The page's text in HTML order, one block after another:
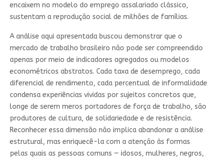
encaixem no modelo do emprego assalariado clássico,
sustentam a reprodução social de milhões de famílias.
A análise aqui apresentada buscou demonstrar que o
mercado de trabalho brasileiro não pode ser compreendido
apenas por meio de indicadores agregados ou modelos
econométricos abstratos. Cada taxa de desemprego, cada
diferencial de rendimento, cada percentual de informalidade
condensa experiências vividas por sujeitos concretos que,
longe de serem meros portadores de força de trabalho, são
produtores de cultura, de solidariedade e de resistência.
Reconhecer essa dimensão não implica abandonar a análise
estrutural, mas enriquecê-la com a atenção às formas
pelas quais as pessoas comuns — idosos, mulheres, negros,